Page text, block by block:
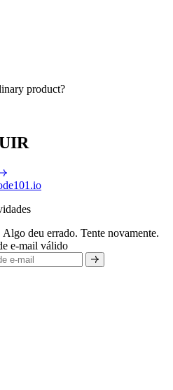
product?
Algo deu errado. Tente novamente.
e-mail válido